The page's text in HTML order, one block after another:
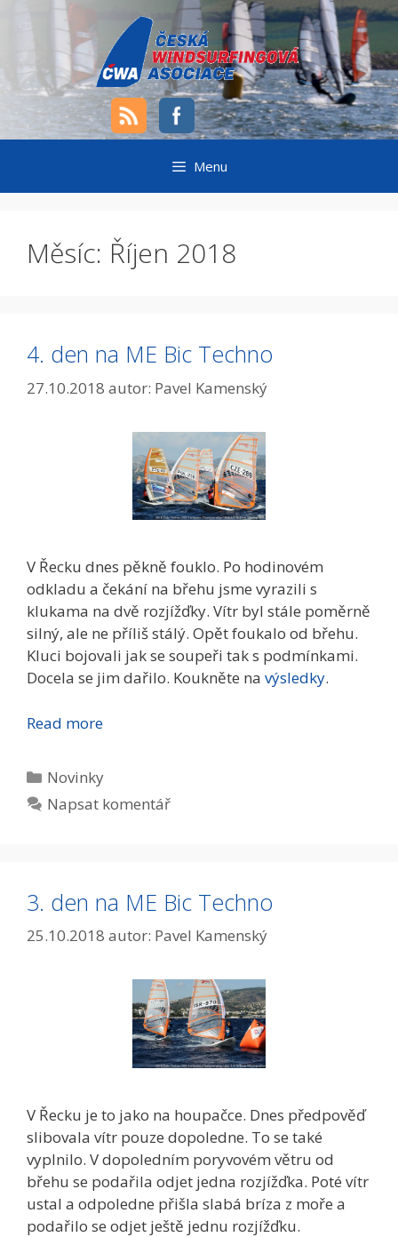
Menu
Měsíc: Říjen 2018
4. den na ME Bic Techno
27.10.2018 autor: Pavel Kamenský
V Řecku dnes pěkně fouklo. Po hodinovém
odkladu a čekání na břehu jsme vyrazili s
klukama na dvě rozjížďky. Vítr byl stále poměrně
silný, ale ne příliš stálý. Opět foukalo od břehu.
Kluci bojovali jak se soupeři tak s podmínkami.
Docela se jim dařilo. Koukněte na výsledky.
Read more
Rubriky
Novinky
Napsat komentář
3. den na ME Bic Techno
25.10.2018 autor: Pavel Kamenský
V Řecku je to jako na houpačce. Dnes předpověď
slibovala vítr pouze dopoledne. To se také
vyplnilo. V dopoledním poryvovém větru od
břehu se podařila odjet jedna rozjížďka. Poté vítr
ustal a odpoledne přišla slabá bríza z moře a
podařilo se odjet ještě jednu rozjížďku.